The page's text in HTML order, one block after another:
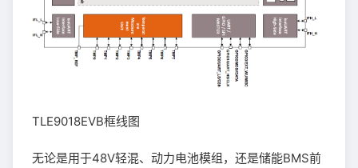
TLE9018EVB框线图
无论是用于48V轻混、动力电池模组，还是储能BMS前